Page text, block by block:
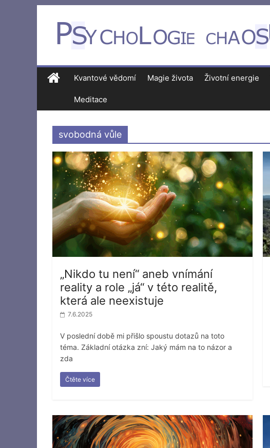
Kvantové vědomí Magie života Životní energie
Meditace
svobodná vůle
„Nikdo tu není“ aneb vnímání
reality a role „já“ v této realitě,
která ale neexistuje
7.6.2025
V poslední době mi přišlo spoustu dotazů na toto
téma. Základní otázka zní: Jaký mám na to názor a
zda
Čtěte více